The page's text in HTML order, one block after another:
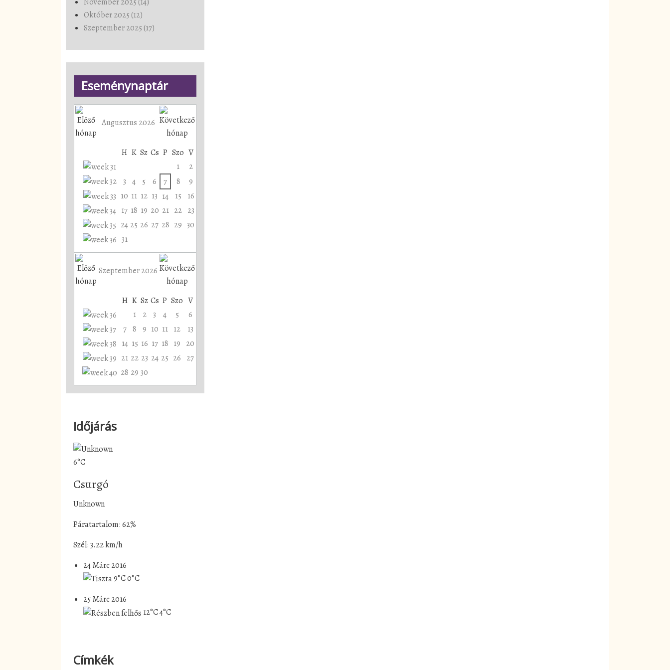
Október 2025 (12)
Szeptember 2025 (17)
Eseménynaptár
Augusztus 2026
H K Sz Cs P Szo V
1
2
3 4 5 6 7 8
9
10 11 12 13 14 15
16
17 18 19 20 21 22 23
24 25 26 27 28 29 30
31
Szeptember 2026
H K Sz Cs P Szo V
1
2 3 4 5
6
7 8 9 10 11 12
13
14 15 16 17 18 19 20
21 22 23 24 25 26 27
28 29 30
Időjárás
6°C
Csurgó
Unknown
Páratartalom: 62%
Szél: 3.22 km/h
24 Márc 2016
9°C0°C
25 Márc 2016
12°C4°C
Címkék